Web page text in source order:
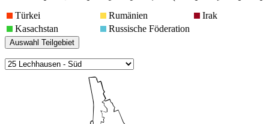
Türkei Rumänien
Irak
Kasachstan
Russische Föderation